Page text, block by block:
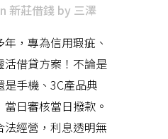
新莊借錢 by 三澤
，專為信用瑕疵、
借貸方案！不論是
手機、3C產品典
日審核當日撥款。
經營，利息透明無